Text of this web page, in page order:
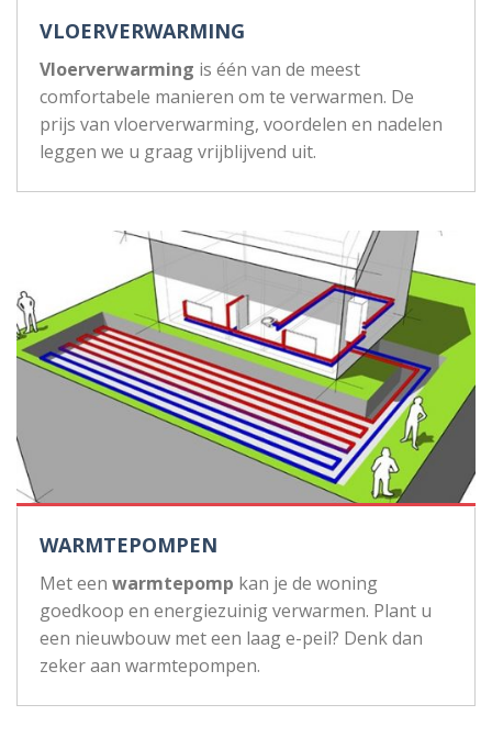
VLOERVERWARMING
Vloerverwarming is één van de meest
comfortabele manieren om te verwarmen. De
prijs van vloerverwarming, voordelen en nadelen
leggen we u graag vrijblijvend uit.
WARMTEPOMPEN
Met een warmtepomp kan je de woning
goedkoop en energiezuinig verwarmen. Plant u
een nieuwbouw met een laag e-peil? Denk dan
zeker aan warmtepompen.